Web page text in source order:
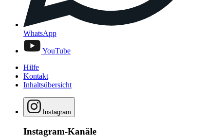
WhatsApp
YouTube
Hilfe
Kontakt
Inhaltsübersicht
Instagram
Instagram-Kanäle